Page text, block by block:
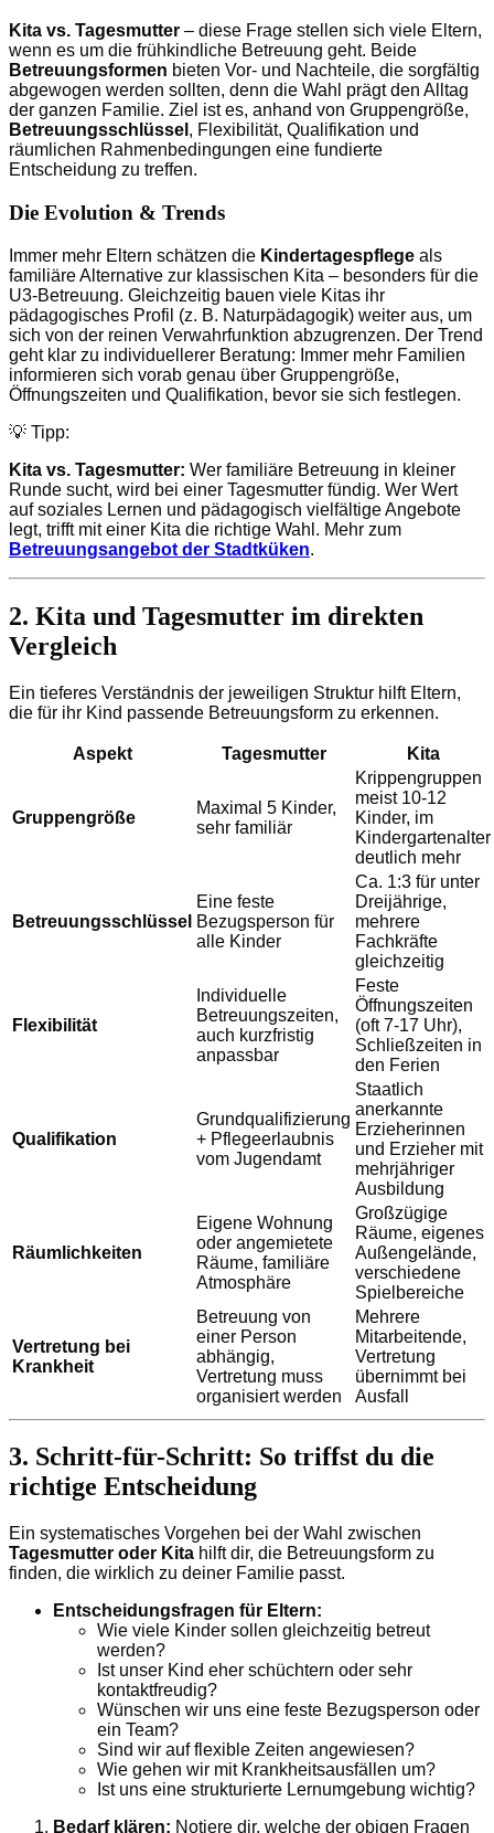
Kita vs. Tagesmutter – diese Frage stellen sich viele Eltern,
wenn es um die frühkindliche Betreuung geht. Beide
Betreuungsformen bieten Vor- und Nachteile, die sorgfältig
abgewogen werden sollten, denn die Wahl prägt den Alltag
der ganzen Familie. Ziel ist es, anhand von Gruppengröße,
Betreuungsschlüssel , Flexibilität, Qualifikation und
räumlichen Rahmenbedingungen eine fundierte
Entscheidung zu treffen.
Die Evolution & Trends
Immer mehr Eltern schätzen die Kindertagespflege als
familiäre Alternative zur klassischen Kita – besonders für die
U3-Betreuung. Gleichzeitig bauen viele Kitas ihr
pädagogisches Profil (z. B. Naturpädagogik) weiter aus, um
sich von der reinen Verwahrfunktion abzugrenzen. Der Trend
geht klar zu individuellerer Beratung: Immer mehr Familien
informieren sich vorab genau über Gruppengröße,
Öffnungszeiten und Qualifikation, bevor sie sich festlegen.
💡 Tipp:
Kita vs. Tagesmutter: Wer familiäre Betreuung in kleiner
Runde sucht, wird bei einer Tagesmutter fündig. Wer Wert
auf soziales Lernen und pädagogisch vielfältige Angebote
legt, trifft mit einer Kita die richtige Wahl. Mehr zum
Betreuungsangebot der Stadtküken.
2. Kita und Tagesmutter im direkten
Vergleich
Ein tieferes Verständnis der jeweiligen Struktur hilft Eltern,
die für ihr Kind passende Betreuungsform zu erkennen.
Aspekt Tagesmutter Kita
Gruppengröße
Maximal 5 Kinder,
sehr familiär
Krippengruppen
meist 10-12
Kinder, im
Kindergartenalter
deutlich mehr
Betreuungsschlüssel
Eine feste
Bezugsperson für
alle Kinder
Ca. 1:3 für unter
Dreijährige,
mehrere
Fachkräfte
gleichzeitig
Flexibilität
Individuelle
Betreuungszeiten,
auch kurzfristig
anpassbar
Feste
Öffnungszeiten
(oft 7-17 Uhr),
Schließzeiten in
den Ferien
Qualifikation
Grundqualifizierung
+ Pflegeerlaubnis
vom Jugendamt
Staatlich
anerkannte
Erzieherinnen
und Erzieher mit
mehrjähriger
Ausbildung
Räumlichkeiten
Eigene Wohnung
oder angemietete
Räume, familiäre
Atmosphäre
Großzügige
Räume, eigenes
Außengelände,
verschiedene
Spielbereiche
Vertretung bei
Krankheit
Betreuung von
einer Person
abhängig,
Vertretung muss
organisiert werden
Mehrere
Mitarbeitende,
Vertretung
übernimmt bei
Ausfall
3. Schritt-für-Schritt: So triffst du die
richtige Entscheidung
Ein systematisches Vorgehen bei der Wahl zwischen
Tagesmutter oder Kita hilft dir, die Betreuungsform zu
finden, die wirklich zu deiner Familie passt.
Entscheidungsfragen für Eltern:
Wie viele Kinder sollen gleichzeitig betreut
werden?
Ist unser Kind eher schüchtern oder sehr
kontaktfreudig?
Wünschen wir uns eine feste Bezugsperson oder
ein Team?
Sind wir auf flexible Zeiten angewiesen?
Wie gehen wir mit Krankheitsausfällen um?
Ist uns eine strukturierte Lernumgebung wichtig?
Bedarf klären: Notiere dir, welche der obigen Fragen